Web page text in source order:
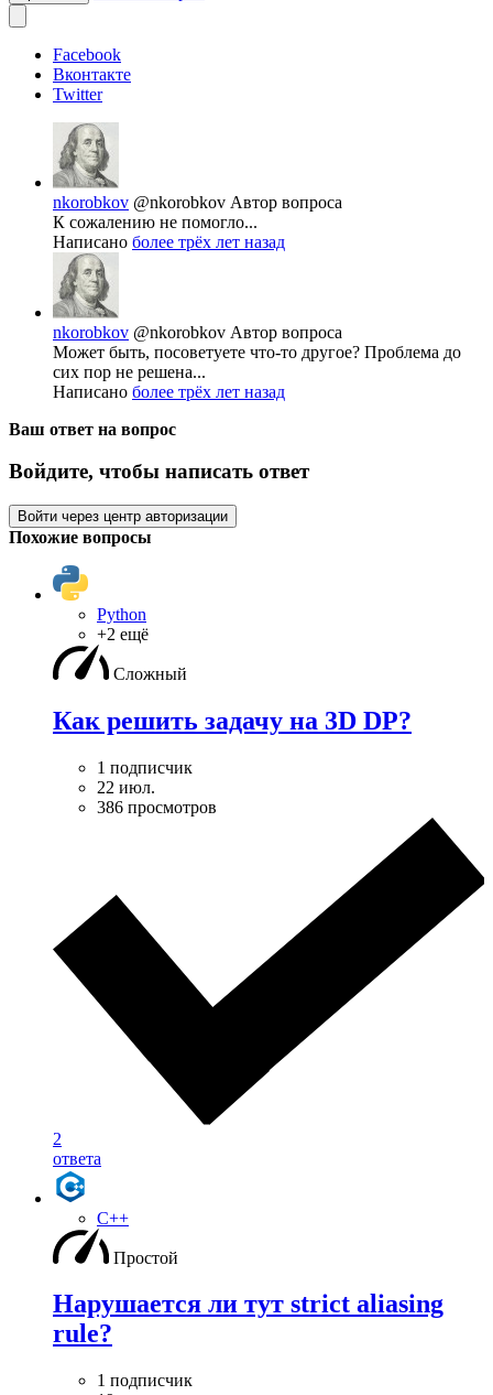
Facebook
Вконтакте
Twitter
nkorobkov @nkorobkov Автор вопроса
К сожалению не помогло...
Написано более трёх лет назад
nkorobkov @nkorobkov Автор вопроса
Может быть, посоветуете что-то другое? Проблема до
сих пор не решена...
Написано более трёх лет назад
Ваш ответ на вопрос
Войдите, чтобы написать ответ
Войти через центр авторизации
Похожие вопросы
Python
+2 ещё
Сложный
Как решить задачу на 3D DP?
1 подписчик
22 июл.
386 просмотров
2
ответа
C++
Простой
Нарушается ли тут strict aliasing
rule?
1 подписчик